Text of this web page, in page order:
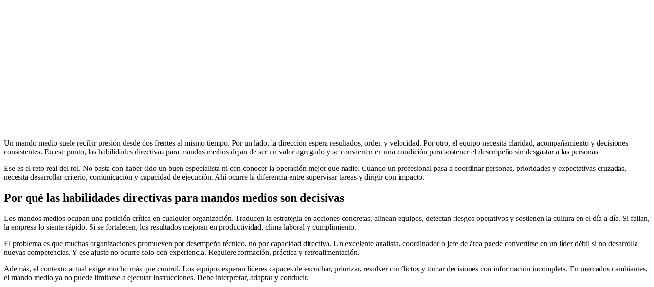
Un mando medio suele recibir presión desde dos frentes al mismo tiempo. Por un lado, la dirección espera resultados, orden y velocidad. Por otro, el equipo necesita claridad, acompañamiento y decisiones
consistentes. En ese punto, las habilidades directivas para mandos medios dejan de ser un valor agregado y se convierten en una condición para sostener el desempeño sin desgastar a las personas.
Ese es el reto real del rol. No basta con haber sido un buen especialista ni con conocer la operación mejor que nadie. Cuando un profesional pasa a coordinar personas, prioridades y expectativas cruzadas,
necesita desarrollar criterio, comunicación y capacidad de ejecución. Ahí ocurre la diferencia entre supervisar tareas y dirigir con impacto.
Por qué las habilidades directivas para mandos medios son decisivas
Los mandos medios ocupan una posición crítica en cualquier organización. Traducen la estrategia en acciones concretas, alinean equipos, detectan riesgos operativos y sostienen la cultura en el día a día. Si fallan,
la empresa lo siente rápido. Si se fortalecen, los resultados mejoran en productividad, clima laboral y cumplimiento.
El problema es que muchas organizaciones promueven por desempeño técnico, no por capacidad directiva. Un excelente analista, coordinador o jefe de área puede convertirse en un líder débil si no desarrolla
nuevas competencias. Y ese ajuste no ocurre solo con experiencia. Requiere formación, práctica y retroalimentación.
Además, el contexto actual exige mucho más que control. Los equipos esperan líderes capaces de escuchar, priorizar, resolver conflictos y tomar decisiones con información incompleta. En mercados cambiantes,
el mando medio ya no puede limitarse a ejecutar instrucciones. Debe interpretar, adaptar y conducir.